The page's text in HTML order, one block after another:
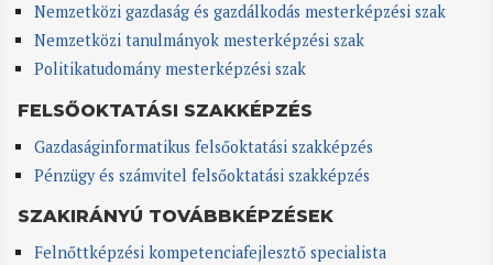
Nemzetközi gazdaság és gazdálkodás mesterképzési szak
Nemzetközi tanulmányok mesterképzési szak
Politikatudomány mesterképzési szak
FELSŐOKTATÁSI SZAKKÉPZÉS
Gazdaságinformatikus felsőoktatási szakképzés
Pénzügy és számvitel felsőoktatási szakképzés
SZAKIRÁNYÚ TOVÁBBKÉPZÉSEK
Felnőttképzési kompetenciafejlesztő specialista